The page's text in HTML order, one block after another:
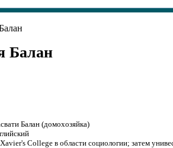
Балан
Балан (домохозяйка)
College в области социологии; затем